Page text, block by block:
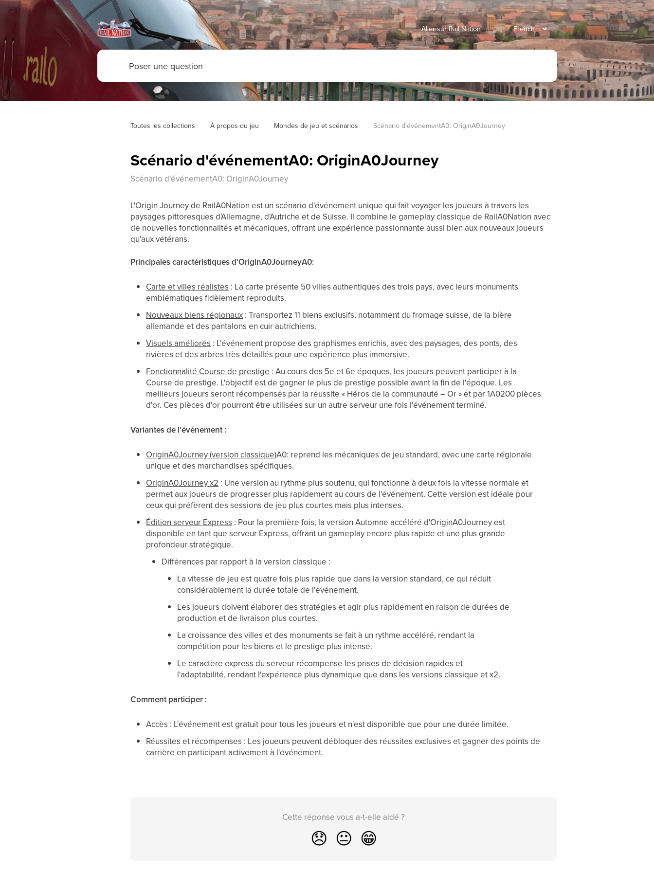
Aller sur Rail Nation
Toutes les collections À propos du jeu Mondes de jeu et scénarios Scénario d'événementA0: OriginA0Journey
Scénario d'événementA0: OriginA0Journey
Scénario d'événementA0: OriginA0Journey
L'Origin Journey de RailA0Nation est un scénario d'événement unique qui fait voyager les joueurs à travers les
paysages pittoresques d'Allemagne, d'Autriche et de Suisse. Il combine le gameplay classique de RailA0Nation avec
de nouvelles fonctionnalités et mécaniques, offrant une expérience passionnante aussi bien aux nouveaux joueurs
qu'aux vétérans.
Principales caractéristiques d'OriginA0JourneyA0:
Carte et villes réalistes : La carte présente 50 villes authentiques des trois pays, avec leurs monuments
emblématiques fidèlement reproduits.
Nouveaux biens régionaux : Transportez 11 biens exclusifs, notamment du fromage suisse, de la bière
allemande et des pantalons en cuir autrichiens.
Visuels améliorés : L'événement propose des graphismes enrichis, avec des paysages, des ponts, des
rivières et des arbres très détaillés pour une expérience plus immersive.
Fonctionnalité Course de prestige : Au cours des 5e et 6e époques, les joueurs peuvent participer à la
Course de prestige. L'objectif est de gagner le plus de prestige possible avant la fin de l'époque. Les
meilleurs joueurs seront récompensés par la réussite « Héros de la communauté – Or » et par 1A0200 pièces
d'or. Ces pièces d'or pourront être utilisées sur un autre serveur une fois l'événement terminé.
Variantes de l'événement :
OriginA0Journey (version classique)A0: reprend les mécaniques de jeu standard, avec une carte régionale
unique et des marchandises spécifiques.
OriginA0Journey x2 : Une version au rythme plus soutenu, qui fonctionne à deux fois la vitesse normale et
permet aux joueurs de progresser plus rapidement au cours de l'événement. Cette version est idéale pour
ceux qui préfèrent des sessions de jeu plus courtes mais plus intenses.
Édition serveur Express : Pour la première fois, la version Automne accéléré d'OriginA0Journey est
disponible en tant que serveur Express, offrant un gameplay encore plus rapide et une plus grande
profondeur stratégique.
Différences par rapport à la version classique :
La vitesse de jeu est quatre fois plus rapide que dans la version standard, ce qui réduit
considérablement la durée totale de l'événement.
Les joueurs doivent élaborer des stratégies et agir plus rapidement en raison de durées de
production et de livraison plus courtes.
La croissance des villes et des monuments se fait à un rythme accéléré, rendant la
compétition pour les biens et le prestige plus intense.
Le caractère express du serveur récompense les prises de décision rapides et
l'adaptabilité, rendant l'expérience plus dynamique que dans les versions classique et x2.
Comment participer :
Accès : L'événement est gratuit pour tous les joueurs et n'est disponible que pour une durée limitée.
Réussites et récompenses : Les joueurs peuvent débloquer des réussites exclusives et gagner des points de
carrière en participant activement à l'événement.
Cette réponse vous a-t-elle aidé ?
😞 😐 😁